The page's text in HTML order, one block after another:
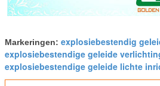
Markeringen: explosiebestendig
explosiebestendige geleide
explosiebestendige geleide lichte